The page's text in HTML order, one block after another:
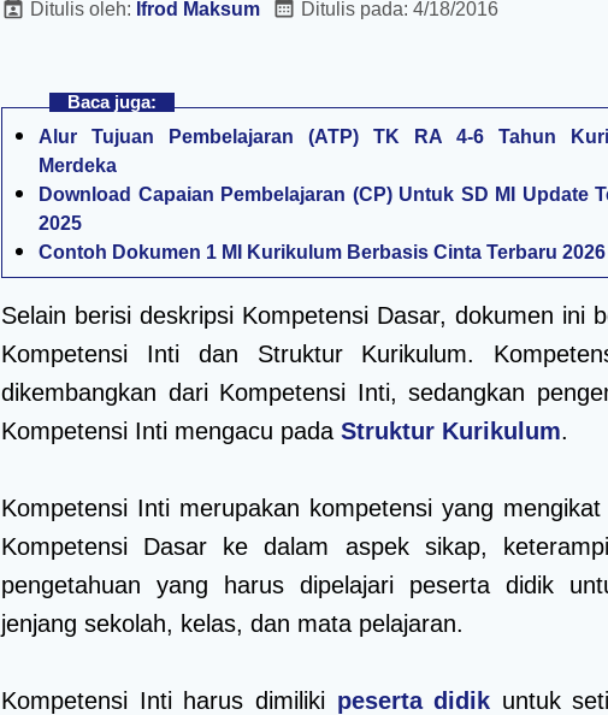
Ditulis oleh: Ifrod Maksum Ditulis pada: 4/18/2016
Baca juga:
Alur Tujuan Pembelajaran (ATP) TK RA 4-6 Tahun
Merdeka
Download Capaian Pembelajaran (CP) Untuk SD MI Update
2025
Contoh Dokumen 1 MI Kurikulum Berbasis Cinta Terbaru 2026
Selain berisi deskripsi Kompetensi Dasar, dokumen ini
Kompetensi Inti dan Struktur Kurikulum.
dikembangkan dari Kompetensi Inti, sedangkan
Kompetensi Inti mengacu pada Struktur Kurikulum.
Kompetensi Inti merupakan kompetensi yang mengikat
Kompetensi Dasar ke dalam aspek sikap,
pengetahuan yang harus dipelajari peserta didik
jenjang sekolah, kelas, dan mata pelajaran.
Kompetensi Inti harus dimiliki peserta didik untuk